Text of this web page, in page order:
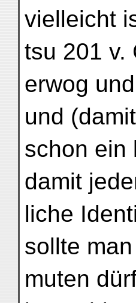
vielleicht
tsu 201 v.
erwog
und
schon ein
damit
liche
sollte
muten